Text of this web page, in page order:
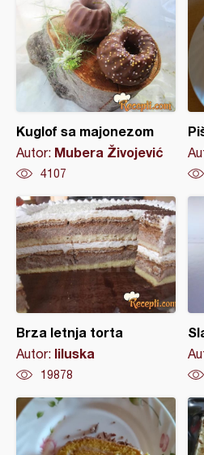
Kuglof sa majonezom
Autor: Mubera Živojević
4107
Brza letnja torta
Autor: liluska
19878